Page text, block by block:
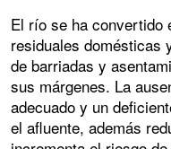
El río se ha convertido
residuales domésticas
de barriadas y
sus márgenes. La
adecuado y un
el afluente, además